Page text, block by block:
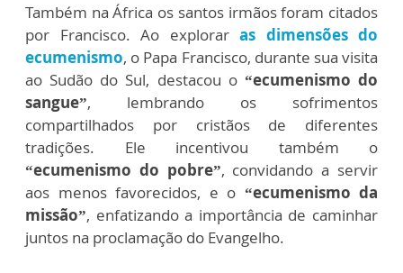
Também na África os santos irmãos foram citados
por Francisco. Ao explorar as dimensões do
ecumenismo, o Papa Francisco, durante sua visita
ao Sudão do Sul, destacou o “ecumenismo do
sangue”, lembrando os sofrimentos
compartilhados por cristãos de diferentes
tradições. Ele incentivou também o
“ecumenismo do pobre”, convidando a servir
aos menos favorecidos, e o “ecumenismo da
missão”, enfatizando a importância de caminhar
juntos na proclamação do Evangelho.